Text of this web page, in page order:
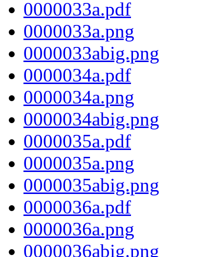
0000033a.pdf
0000033a.png
0000033abig.png
0000034a.pdf
0000034a.png
0000034abig.png
0000035a.pdf
0000035a.png
0000035abig.png
0000036a.pdf
0000036a.png
0000036abig.png